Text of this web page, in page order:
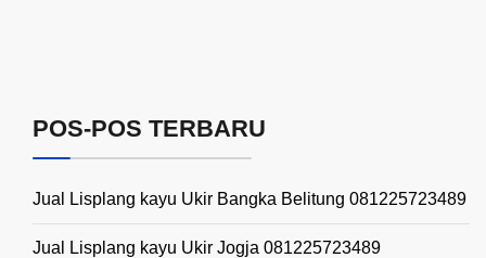
POS-POS TERBARU
Jual Lisplang kayu Ukir Bangka Belitung 081225723489
Jual Lisplang kayu Ukir Jogja 081225723489